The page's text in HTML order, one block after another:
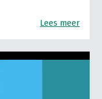
Lees meer